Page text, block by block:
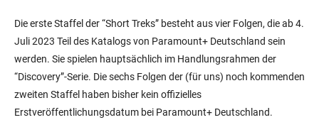
Die erste Staffel der “Short Treks” besteht aus vier Folgen, die ab 4.
Juli 2023 Teil des Katalogs von Paramount+ Deutschland sein
werden. Sie spielen hauptsächlich im Handlungsrahmen der
“Discovery”-Serie. Die sechs Folgen der (für uns) noch kommenden
zweiten Staffel haben bisher kein offizielles
Erstveröffentlichungsdatum bei Paramount+ Deutschland.